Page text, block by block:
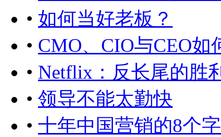
• 如何当好老板？
• CMO、CIO与CEO如
• Netflix：反长尾的胜
• 领导不能太勤快
• 十年中国营销的8个字